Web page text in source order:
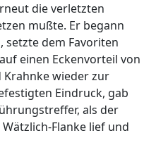
die verletzten
mußte. Er begann
dem Favoriten
einen Eckenvorteil von
Krahnke wieder zur
Eindruck, gab
als der
Flanke lief und